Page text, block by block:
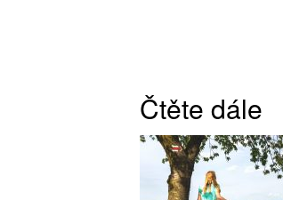
Čtěte dále